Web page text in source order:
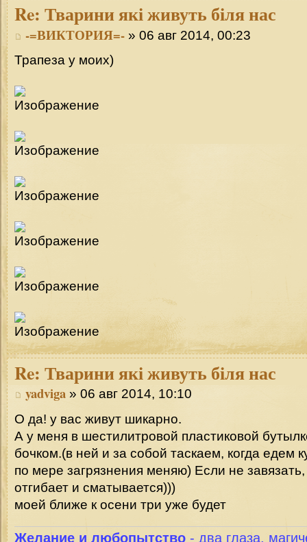
Re: Тварини які живуть біля нас
-=ВИКТОРИЯ=- » 06 авг 2014, 00:23
Трапеза у моих)
Re: Тварини які живуть біля нас
yadviga » 06 авг 2014, 10:10
О да! у вас живут шикарно.
А у меня в шестилитровой пластиковой
бочком.(в ней и за собой таскаем, когда едем
по мере загрязнения меняю) Если не
отгибает и сматывается)))
моей ближе к осени три уже будет
Желание и любопытство - два глаза,